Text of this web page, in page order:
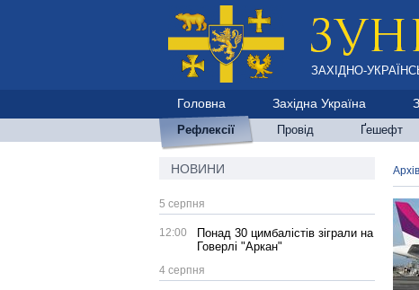
ЗАХІДНО-
Головна Західна Україна
Рефлексії Провід Ґешефт
НОВИНИ
5 серпня
12:00
Понад 30 цимбалістів зіграли на
Говерлі "Аркан"
4 серпня
Архів